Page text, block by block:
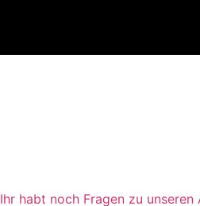
Ihr habt noch Fragen zu